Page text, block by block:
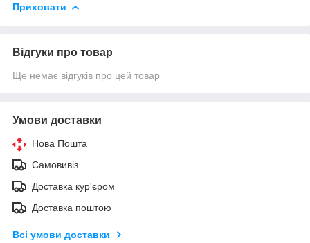
Приховати
Відгуки про товар
Ще немає відгуків про цей товар
Умови доставки
Нова Пошта
Самовивіз
Доставка кур'єром
Доставка поштою
Всі умови доставки